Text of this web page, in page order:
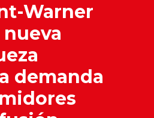
Warner
demanda